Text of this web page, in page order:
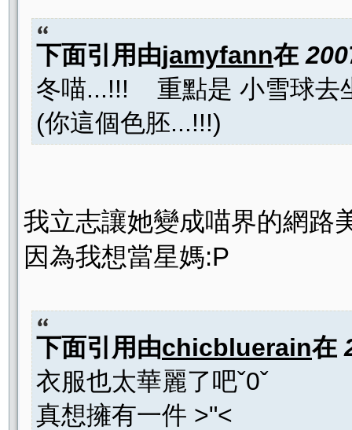
下面引用由jamyfann在
冬喵...!!! 重點是 小雪球去
(你這個色胚...!!!)
我立志讓她變成喵界的網路
因為我想當星媽:P
下面引用由chicbluerain在
衣服也太華麗了吧ˇ0ˇ
真想擁有一件 >"<